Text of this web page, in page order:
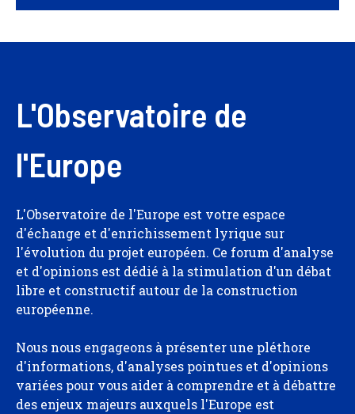
L'Observatoire de
l'Europe
L'Observatoire de l'Europe est votre espace
d'échange et d'enrichissement lyrique sur
l'évolution du projet européen. Ce forum d'analyse
et d'opinions est dédié à la stimulation d'un débat
libre et constructif autour de la construction
européenne.
Nous nous engageons à présenter une pléthore
d'informations, d'analyses pointues et d'opinions
variées pour vous aider à comprendre et à débattre
des enjeux majeurs auxquels l'Europe est